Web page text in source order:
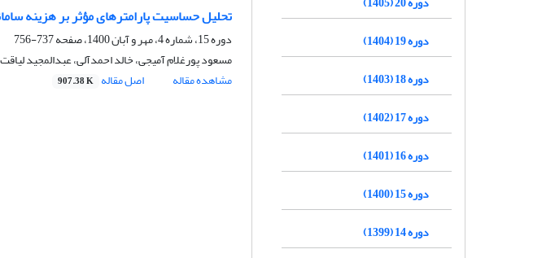
تحلیل حساسیت پارامترهای مؤثر بر هزینه
دوره 15، شماره 4، مهر و آبان 1400، صفحه
737-756
مسعود پورغلام آمیجی، خالد احمدآلی، عبدالمجید لیاقت
مشاهده مقاله
اصل مقاله 907.38 K
دوره 19 (1404)
دوره 18 (1403)
دوره 17 (1402)
دوره 16 (1401)
دوره 15 (1400)
دوره 14 (1399)